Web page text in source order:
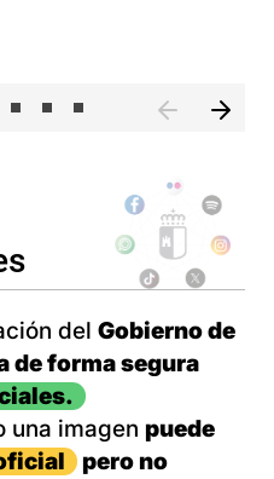
del Gobierno de
de forma segura
una imagen puede
pero no